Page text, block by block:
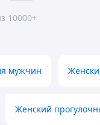
10000+
мужчин
Женский